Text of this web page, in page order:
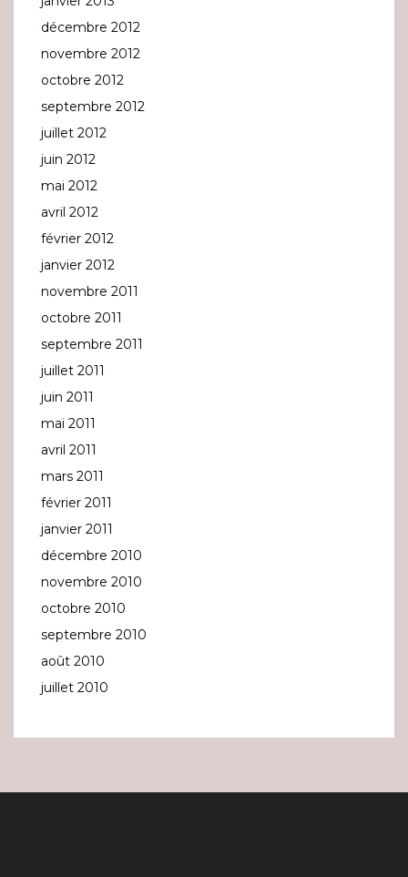
décembre 2012
novembre 2012
octobre 2012
septembre 2012
juillet 2012
juin 2012
mai 2012
avril 2012
février 2012
janvier 2012
novembre 2011
octobre 2011
septembre 2011
juillet 2011
juin 2011
mai 2011
avril 2011
mars 2011
février 2011
janvier 2011
décembre 2010
novembre 2010
octobre 2010
septembre 2010
août 2010
juillet 2010